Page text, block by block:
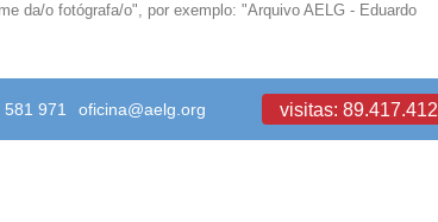
da/o fotógrafa/o", por exemplo: "Arquivo AELG - Eduardo
971 oficina@aelg.org visitas: 89.417.412